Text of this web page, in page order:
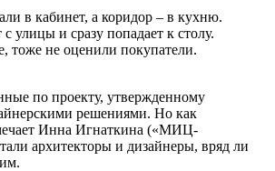
в кабинет, а коридор – в кухню.
улицы и сразу попадает к столу.
тоже не оценили покупатели.
по проекту, утвержденному
решениями. Но как
Инна Игнаткина («МИЦ-
архитекторы и дизайнеры, вряд ли